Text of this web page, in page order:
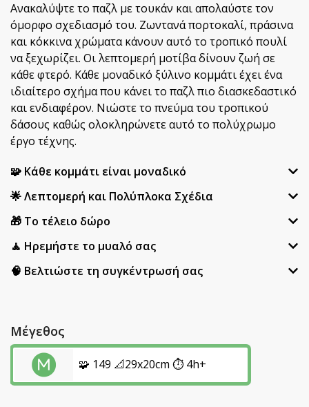
Ανακαλύψτε το παζλ με τουκάν και απολαύστε τον
όμορφο σχεδιασμό του. Ζωντανά πορτοκαλί, πράσινα
και κόκκινα χρώματα κάνουν αυτό το τροπικό πουλί
να ξεχωρίζει. Οι λεπτομερή μοτίβα δίνουν ζωή σε
κάθε φτερό. Κάθε μοναδικό ξύλινο κομμάτι έχει ένα
ιδιαίτερο σχήμα που κάνει το παζλ πιο διασκεδαστικό
και ενδιαφέρον. Νιώστε το πνεύμα του τροπικού
δάσους καθώς ολοκληρώνετε αυτό το πολύχρωμο
έργο τέχνης.
🧩 Κάθε κομμάτι είναι μοναδικό
🌟 Λεπτομερή και Πολύπλοκα Σχέδια
🎁 Το τέλειο δώρο
🧘 Ηρεμήστε το μυαλό σας
🧠 Βελτιώστε τη συγκέντρωσή σας
Μέγεθος
🧩 149 📐29x20cm ⏱️ 4h+